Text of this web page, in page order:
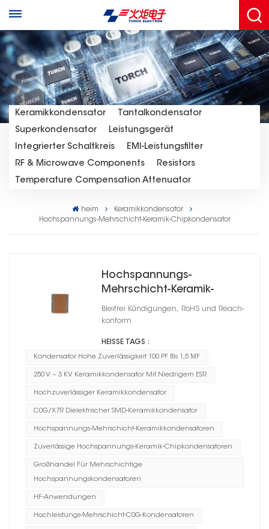
Keramikkondensator
Tantalkondensator
Superkondensator
Leistungsgerät
Integrierter Schaltkreis
EMI-Leistungsfilter
RF & Microwave Components
Resistors
Temperature Compensation Attenuator
heim
Keramikkondensator
Hochspannungs-Mehrschicht-Keramik-Chipkondensator
Hochspannungs-
Mehrschicht-Keramik-
Chipkondensatoren
Bleifrei Kündigungen, RoHS und Reach-
konform
HEISSE TAGS :
Kondensator Hohe Zuverlässigkeit 100 PF Bis 1,5 ΜF
250 V ~ 3 KV Keramikkondensator Mit Niedrigem ESR
Hochzuverlässiger Keramikkondensator
C0G/X7R Dielektrischer SMD-Keramikkondensator
Hochspannungs-Mehrschicht-Keramikkondensatoren
Zuverlässige Hochspannungs-Keramik-Chipkondensatoren
Großhandel Für Mehrschichtige
Hochspannungskondensatoren
HF-Anwendungen
Hochleistungs-Mehrschicht-C0G-Kondensatoren